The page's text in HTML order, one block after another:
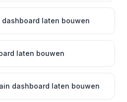
dashboard laten bouwen
laten bouwen
dashboard laten bouwen